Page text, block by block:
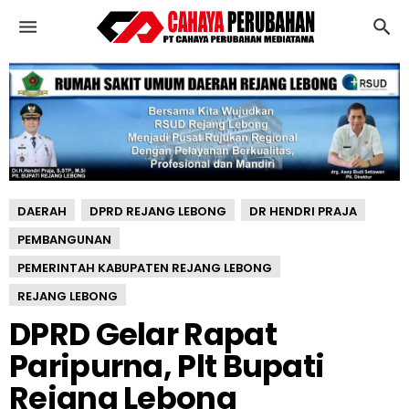
D
R
D
G
a
r
R
a
p
a
t
P
i
p
u
DAERAH DPRD REJANG LEBONG
DR HENDRI PRAJA
PEMBANGUNAN
PEMERINTAH KABUPATEN REJANG LEBONG
REJANG LEBONG
DPRD Gelar Rapat
Paripurna, Plt Bupati
Rejang Lebong